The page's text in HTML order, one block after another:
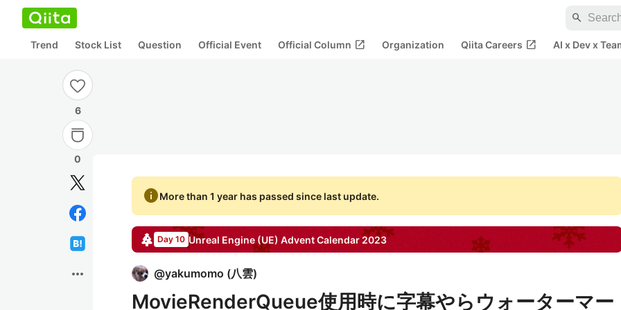
search
Trend Stock List Question Official Event Official Column open_in_new Organization Qiita Careers open_in_new AI x Dev x
6
0
more_horiz
infoMore than 1 year has passed since last update.
Day 10 Unreal Engine (UE) Advent Calendar2023
@yakumomo (八雲)
MovieRenderQueue使用時に字幕やらウォーターマー